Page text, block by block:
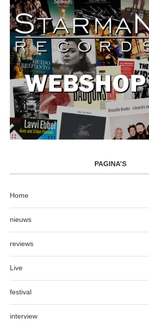
PAGINA’S
Home
nieuws
reviews
Live
festival
interview